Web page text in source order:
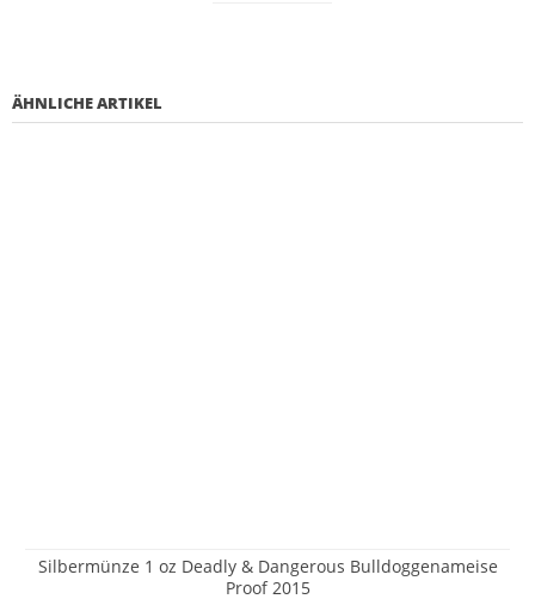
ÄHNLICHE ARTIKEL
Silbermünze 1 oz Deadly & Dangerous Bulldoggenameise
Proof 2015